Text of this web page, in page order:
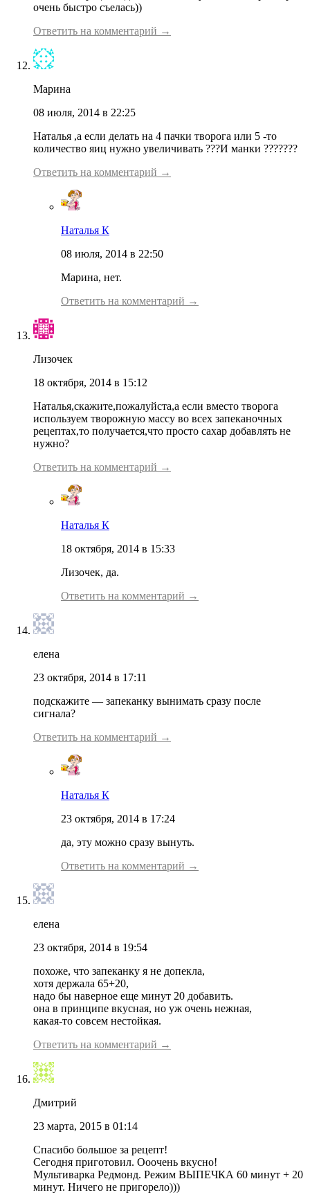
очень быстро съелась))
Ответить на комментарий →
Марина
08 июля, 2014 в 22:25
Наталья ,а если делать на 4 пачки творога или 5 -то
количество яиц нужно увеличивать ???И манки ???????
Ответить на комментарий →
Наталья К
08 июля, 2014 в 22:50
Марина, нет.
Ответить на комментарий →
Лизочек
18 октября, 2014 в 15:12
Наталья,скажите,пожалуйста,а если вместо творога
используем творожную массу во всех запеканочных
рецептах,то получается,что просто сахар добавлять не
нужно?
Ответить на комментарий →
Наталья К
18 октября, 2014 в 15:33
Лизочек, да.
Ответить на комментарий →
елена
23 октября, 2014 в 17:11
подскажите — запеканку вынимать сразу после
сигнала?
Ответить на комментарий →
Наталья К
23 октября, 2014 в 17:24
да, эту можно сразу вынуть.
Ответить на комментарий →
елена
23 октября, 2014 в 19:54
похоже, что запеканку я не допекла,
хотя держала 65+20,
надо бы наверное еще минут 20 добавить.
она в принципе вкусная, но уж очень нежная,
какая-то совсем нестойкая.
Ответить на комментарий →
Дмитрий
23 марта, 2015 в 01:14
Спасибо большое за рецепт!
Сегодня приготовил. Ооочень вкусно!
Мультиварка Редмонд. Режим ВЫПЕЧКА 60 минут + 20
минут. Ничего не пригорело)))